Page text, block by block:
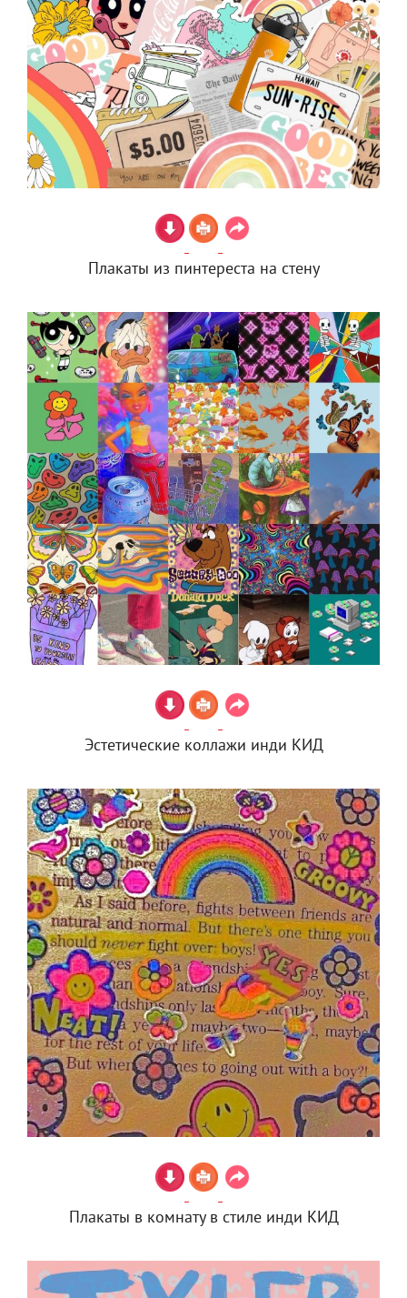
Плакаты из пинтереста на стену
Эстетические коллажи инди КИД
Плакаты в комнату в стиле инди КИД